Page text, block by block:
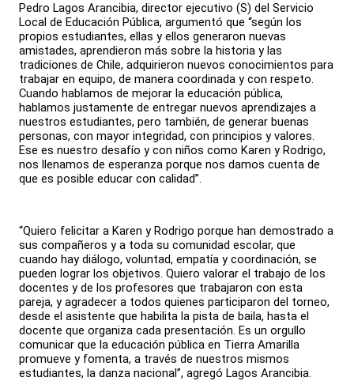
Pedro Lagos Arancibia, director ejecutivo (S) del Servicio
Local de Educación Pública, argumentó que “según los
propios estudiantes, ellas y ellos generaron nuevas
amistades, aprendieron más sobre la historia y las
tradiciones de Chile, adquirieron nuevos conocimientos para
trabajar en equipo, de manera coordinada y con respeto.
Cuando hablamos de mejorar la educación pública,
hablamos justamente de entregar nuevos aprendizajes a
nuestros estudiantes, pero también, de generar buenas
personas, con mayor integridad, con principios y valores.
Ese es nuestro desafío y con niños como Karen y Rodrigo,
nos llenamos de esperanza porque nos damos cuenta de
que es posible educar con calidad”.
“Quiero felicitar a Karen y Rodrigo porque han demostrado a
sus compañeros y a toda su comunidad escolar, que
cuando hay diálogo, voluntad, empatía y coordinación, se
pueden lograr los objetivos. Quiero valorar el trabajo de los
docentes y de los profesores que trabajaron con esta
pareja, y agradecer a todos quienes participaron del torneo,
desde el asistente que habilita la pista de baila, hasta el
docente que organiza cada presentación. Es un orgullo
comunicar que la educación pública en Tierra Amarilla
promueve y fomenta, a través de nuestros mismos
estudiantes, la danza nacional”, agregó Lagos Arancibia.